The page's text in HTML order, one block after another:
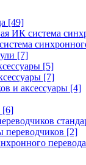
[49]
ИК система
[7]
[5]
[7]
и аксессуары [4]
[6]
переводчиков [2]